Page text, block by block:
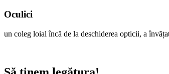
Oculici
un coleg loial încă de la deschiderea opticii, a